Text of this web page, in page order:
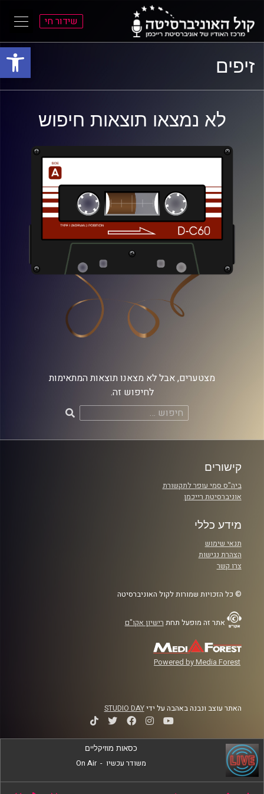
פתח
התפריט
הראשי
התוכן
הראשי
שידור חי
זיפים
לא נמצאו תוצאות חיפוש
מצטערים, אבל לא מצאנו תוצאות המתאימות
לחיפוש זה.
חיפוש:
קישורים
ביה"ס סמי עופר לתקשורת
אוניברסיטת רייכמן
מידע כללי
תנאי שימוש
הצהרת נגישות
צרו קשר
© כל הזכויות שמורות לקול האוניברסיטה
אתר זה מופעל תחת רישיון אקו"ם
Powered by Media Forest
האתר עוצב ונבנה באהבה על ידיSTUDIO DAY
כסאות מוזיקליים
משודר עכשיו -
On Air